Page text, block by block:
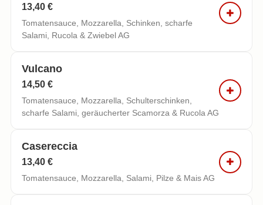
13,40 €
Tomatensauce, Mozzarella, Schinken, scharfe
Salami, Rucola & Zwiebel AG
Vulcano
14,50 €
Tomatensauce, Mozzarella, Schulterschinken,
scharfe Salami, geräucherter Scamorza & Rucola AG
Casereccia
13,40 €
Tomatensauce, Mozzarella, Salami, Pilze & Mais AG